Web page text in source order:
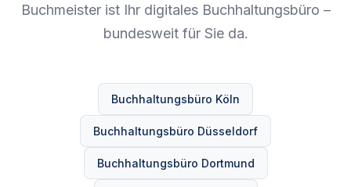
Buchmeister ist Ihr digitales Buchhaltungsbüro –
bundesweit für Sie da.
Buchhaltungsbüro Köln
Buchhaltungsbüro Düsseldorf
Buchhaltungsbüro Dortmund